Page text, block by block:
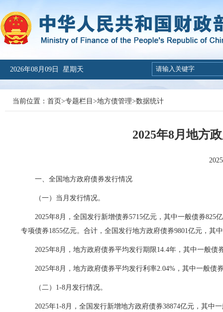
2026年08月09日 星期天
当前位置： 首页>专题栏目 >地方债管理>数据统计
2025年8月地方
一、全国地方政府债券发行情况
（一）当月发行情况。
2025年8月 ，全国发行新增债券5715亿元，其中一般债券825
专项债券1855亿元。合计，全国发行地方政府债券9801亿元，其
2025年8月 ，地方政府债券平均发行期限14.4年，其中一般债
2025年8月 ，地方政府债券平均发行利率2.04%，其中一般债
（二）1-8月发行情况。
2025年1-8月，全国发行新增地方政府债券38874亿元，其中